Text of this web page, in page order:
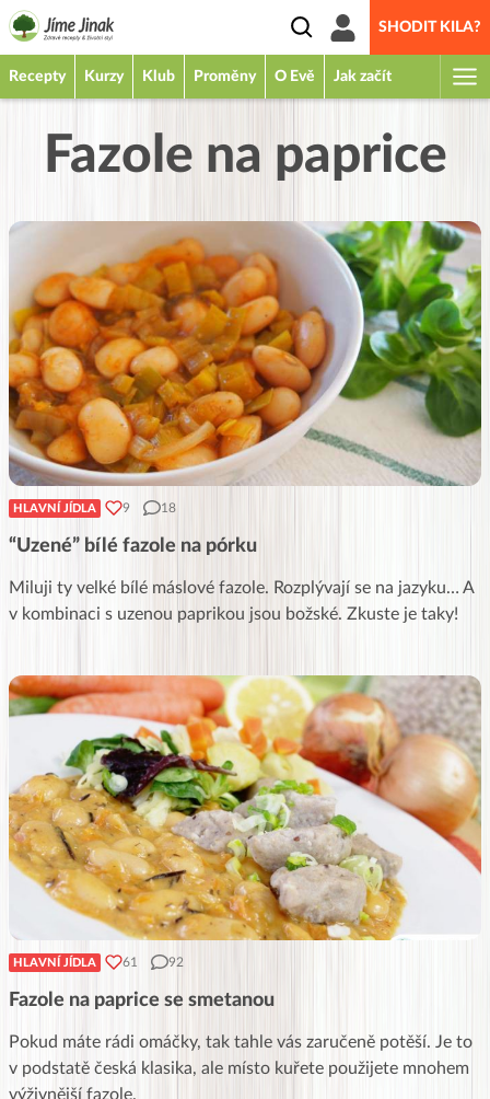
SHODIT KILA?
Recepty Kurzy Klub Proměny O Evě Jak začít
Fazole na paprice
HLAVNÍ JÍDLA 9 18
“Uzené” bílé fazole na pórku
Miluji ty velké bílé máslové fazole. Rozplývají se na jazyku… A
v kombinaci s uzenou paprikou jsou božské. Zkuste je taky!
HLAVNÍ JÍDLA 61 92
Fazole na paprice se smetanou
Pokud máte rádi omáčky, tak tahle vás zaručeně potěší. Je to
v podstatě česká klasika, ale místo kuřete použijete mnohem
výživnější fazole.